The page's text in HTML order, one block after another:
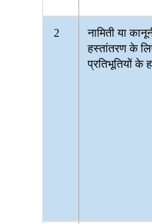
2
नामिती या
हस्तांतरण के
प्रतिभूतियों के